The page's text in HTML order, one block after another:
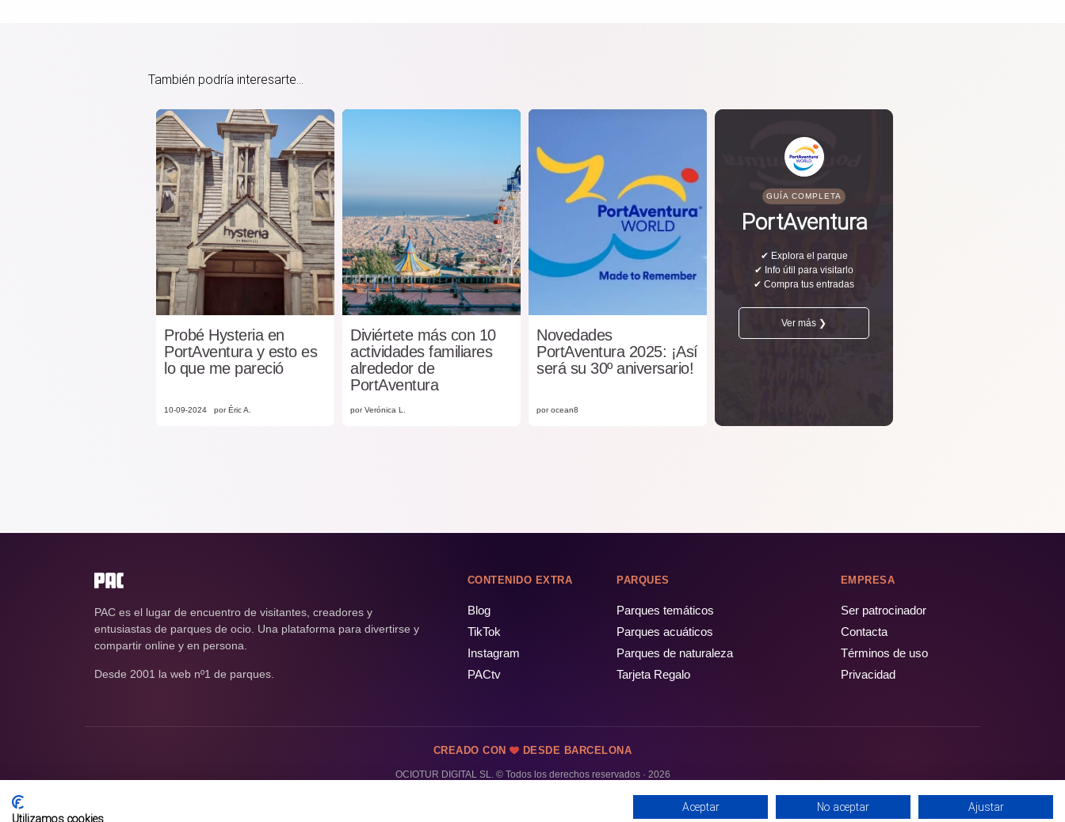
También podría interesarte...
Probé Hysteria en
PortAventura y esto es
lo que me pareció
10-09-2024 por Éric A.
Diviértete más con 10
actividades familiares
alrededor de
PortAventura
por Verónica L.
Novedades
PortAventura 2025: ¡Así
será su 30º aniversario!
por ocean8
GUÍA COMPLETA
PortAventura
✔ Explora el parque
✔ Info útil para visitarlo
✔ Compra tus entradas
Ver más ❯
PAC es el lugar de encuentro de visitantes, creadores y
entusiastas de parques de ocio. Una plataforma para divertirse y
compartir online y en persona.
Desde 2001 la web nº1 de parques.
CONTENIDO EXTRA
Blog
TikTok
Instagram
PACtv
PARQUES
Parques temáticos
Parques acuáticos
Parques de naturaleza
Tarjeta Regalo
EMPRESA
Ser patrocinador
Contacta
Términos de uso
Privacidad
CREADO CON DESDE BARCELONA
OCIOTUR DIGITAL SL. © Todos los derechos reservados · 2026
Utilizamos cookies
Aceptar No aceptar Ajustar